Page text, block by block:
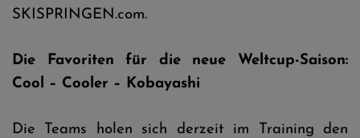
SKISPRINGEN.com.
Die Favoriten für die neue Weltcup-Saison:
Cool – Cooler – Kobayashi
Die Teams holen sich derzeit im Training den